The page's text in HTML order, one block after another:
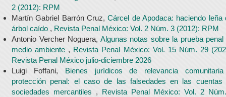
2 (2012): RPM
Martín Gabriel Barrón Cruz,Cárcel de Apodaca: haciendo leña
árbol caído , Revista Penal México: Vol. 2 Núm. 3 (2012): RPM
Antonio Vercher Noguera, Algunas notas sobre la prueba penal
medio ambiente , Revista Penal México: Vol. 15 Núm. 29
Revista Penal México julio-diciembre 2026
Luigi Foffani, Bienes jurídicos de relevancia
protección penal: el caso de las falsedades en las cuentas
sociedades mercantiles , Revista Penal México: Vol. 2